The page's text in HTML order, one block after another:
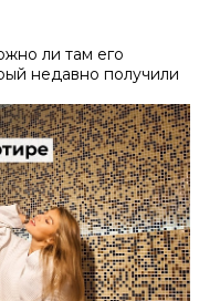
ли там его
недавно получили